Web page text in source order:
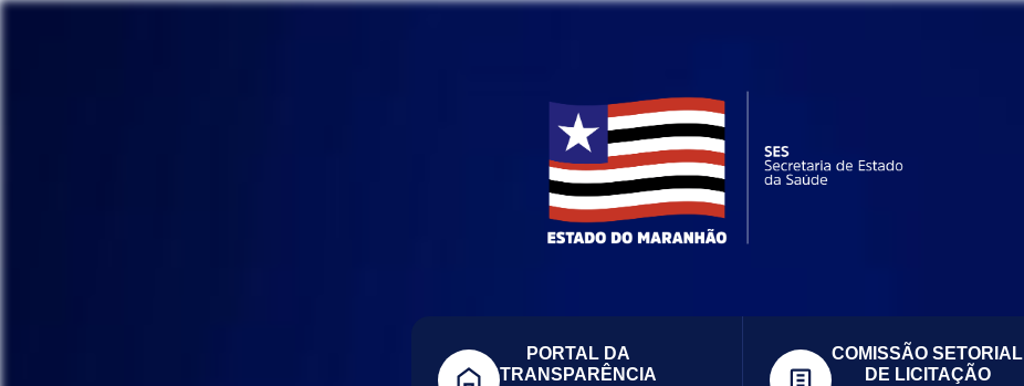
PORTAL DA
TRANSPARÊNCIA
COMISSÃO SETORIAL
DE LICITAÇÃO